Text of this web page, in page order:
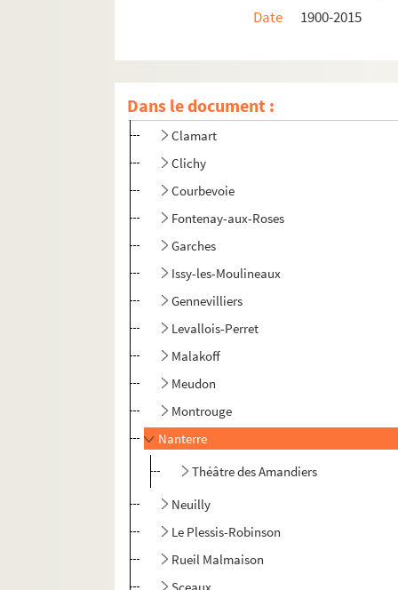
Date
1900-2015
Dans le document :
Bourg-la-Reine
Châtillon
Chaville
Clamart
Clichy
Courbevoie
Fontenay-aux-Roses
Garches
Issy-les-Moulineaux
Gennevilliers
Levallois-Perret
Malakoff
Meudon
Montrouge
Nanterre
Théâtre des Amandiers
Neuilly
Le Plessis-Robinson
Rueil Malmaison